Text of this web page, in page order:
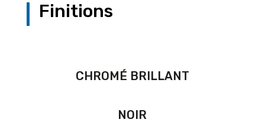
Finitions
CHROMÉ BRILLANT
NOIR